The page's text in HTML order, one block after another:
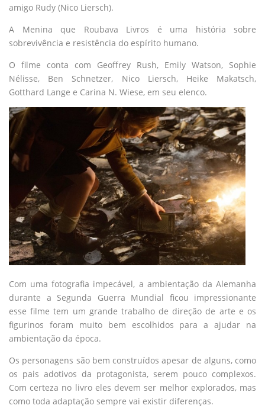
amigo Rudy (Nico Liersch).
A Menina que Roubava Livros é uma história sobre
sobrevivência e resistência do espírito humano.
O filme conta com Geoffrey Rush, Emily Watson, Sophie
Nélisse, Ben Schnetzer, Nico Liersch, Heike Makatsch,
Gotthard Lange e Carina N. Wiese, em seu elenco.
Com uma fotografia impecável, a ambientação da Alemanha
durante a Segunda Guerra Mundial ficou impressionante
esse filme tem um grande trabalho de direção de arte e os
figurinos foram muito bem escolhidos para a ajudar na
ambientação da época.
Os personagens são bem construídos apesar de alguns, como
os pais adotivos da protagonista, serem pouco complexos.
Com certeza no livro eles devem ser melhor explorados, mas
como toda adaptação sempre vai existir diferenças.